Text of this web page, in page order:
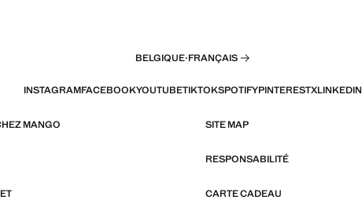
BELGIQUE·FRANÇAIS
INSTAGRAMFACEBOOKYOUTUBETIKTOKSPOTIFYPINTERESTXLINKEDIN
MANGO SITE MAP
RESPONSABILITÉ
CARTE CADEAU